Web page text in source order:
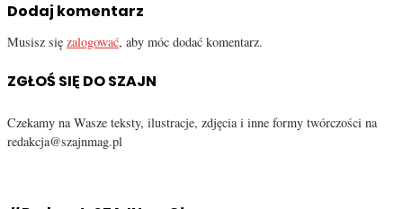
Dodaj komentarz
Musisz się zalogować, aby móc dodać komentarz.
ZGŁOŚ SIĘ DO SZAJN
Czekamy na Wasze teksty, ilustracje, zdjęcia i inne formy twórczości na
redakcja@szajnmag.pl